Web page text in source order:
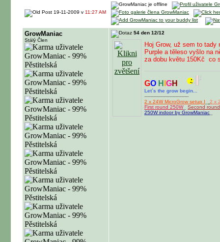
19-11-2009 v 11:27 AM
GrowManiac
Stálý Člen
54 den 12/12
Hoj Grow, už sem to
Purple a těleso vyšlo na
za dobu květu 150Kč co
GO H GH
Let´s the grow begin...
------------------------------
2 x 24W MicroGrow setup I
2 x
First round 250W_ Second
250W indoor by GrowManiac